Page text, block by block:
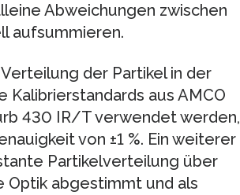
Abweichungen zwischen
aufsummieren.
der Partikel in der
aus AMCO
430 IR/T verwendet werden,
von ±1 %. Ein weiterer
Partikelverteilung über
Optik abgestimmt und als